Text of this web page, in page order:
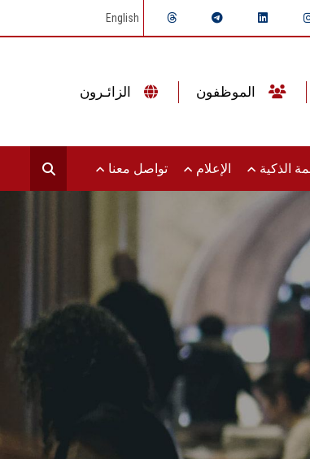
English
الذكية الإعلام تواصل معنا